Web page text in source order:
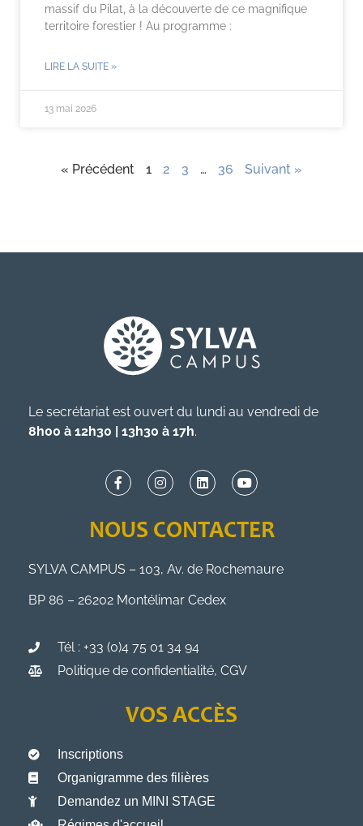
massif du Pilat, à la découverte de ce magnifique
territoire forestier ! Au programme :
LIRE LA SUITE »
13 mai 2026
« Précédent 1 2 3 … 36 Suivant »
Le secrétariat est ouvert du lundi au vendredi de
8h00 à 12h30 | 13h30 à 17h.
NOUS CONTACTER
SYLVA CAMPUS – 103, Av. de Rochemaure
BP 86 – 26202 Montélimar Cedex
Tél : +33 (0)4 75 01 34 94
Politique de confidentialité, CGV
VOS ACCÈS
Inscriptions
Organigramme des filières
Demandez un MINI STAGE